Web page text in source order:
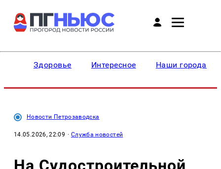
Здоровье Интересное Наши города
Новости Петрозаводска
14.05.2026, 22:09 · Служба новостей